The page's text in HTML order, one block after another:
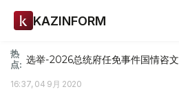
KAZINFORM
热
点: 选举-2026总统府任免事件国情咨文
16:37, 04 9月 2020